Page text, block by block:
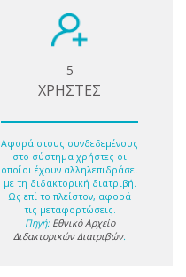
5
ΧΡΗΣΤΕΣ
Αφορά στους συνδεδεμένους
στο σύστημα χρήστες οι
οποίοι έχουν αλληλεπιδράσει
με τη διδακτορική διατριβή.
Ως επί το πλείστον, αφορά
τις μεταφορτώσεις.
Πηγή: Εθνικό Αρχείο
Διδακτορικών Διατριβών.